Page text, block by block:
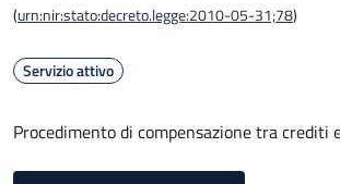
(urn:nir:stato:decreto.legge:2010-05-31;78)
Servizio attivo
Procedimento di compensazione tra